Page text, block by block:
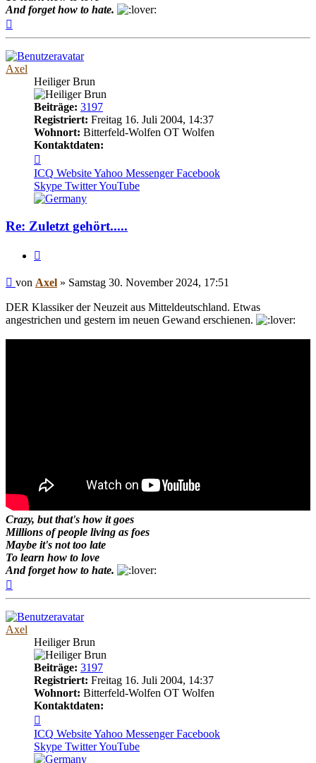
And forget how to hate.
oben
Axel
Heiliger Brun
Beiträge: 3197
Registriert: Freitag 16. Juli 2004, 14:37
Wohnort: Bitterfeld-Wolfen OT Wolfen
Kontaktdaten:
von
Axel
ICQ WebsiteYahoo Messenger Facebook
Skype TwitterYouTube
Re: Zuletzt gehört.....
Beitrag
von Axel » Samstag 30. November 2024, 17:51
DER Klassiker der Neuzeit aus Mitteldeutschland. Etwas
angestrichen und gestern im neuen Gewand erschienen.
Crazy, but that's how it goes
Millions of people living as foes
Maybe it's not too late
To learn how to love
And forget how to hate.
Axel
Heiliger Brun
Beiträge: 3197
Registriert: Freitag 16. Juli 2004, 14:37
Wohnort: Bitterfeld-Wolfen OT Wolfen
Kontaktdaten:
von
Axel
ICQ WebsiteYahoo Messenger Facebook
Skype TwitterYouTube